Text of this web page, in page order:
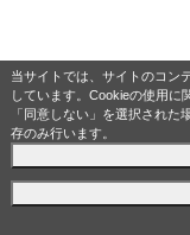
当サイトでは、サイトのコン
しています。Cookieの使用に
「同意しない」を選択され
存のみ行います。